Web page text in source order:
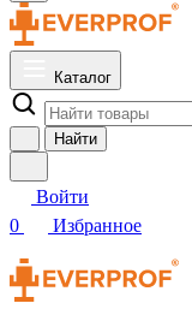
Каталог
Найти
Войти
0
Избранное